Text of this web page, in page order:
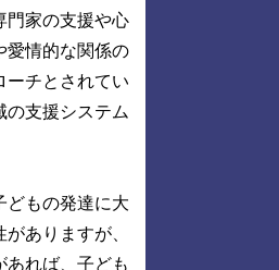
門家の支援や心
愛情的な関係の
ーチとされてい
の支援システム
どもの発達に大
ありますが、
あれば、子ども